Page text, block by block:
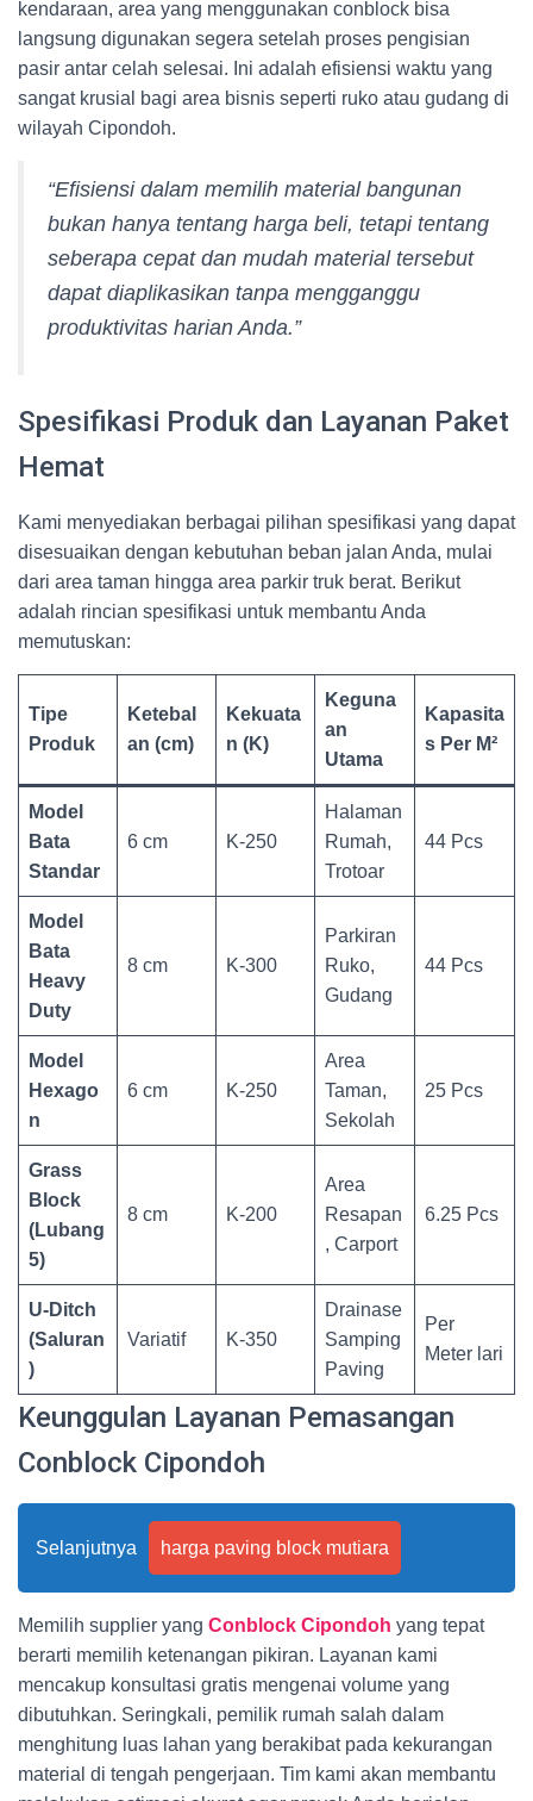
kendaraan, area yang menggunakan conblock bisa
langsung digunakan segera setelah proses pengisian
pasir antar celah selesai. Ini adalah efisiensi waktu yang
sangat krusial bagi area bisnis seperti ruko atau gudang di
wilayah Cipondoh.
“Efisiensi dalam memilih material bangunan
bukan hanya tentang harga beli, tetapi tentang
seberapa cepat dan mudah material tersebut
dapat diaplikasikan tanpa mengganggu
produktivitas harian Anda.”
Spesifikasi Produk dan Layanan Paket
Hemat
Kami menyediakan berbagai pilihan spesifikasi yang dapat
disesuaikan dengan kebutuhan beban jalan Anda, mulai
dari area taman hingga area parkir truk berat. Berikut
adalah rincian spesifikasi untuk membantu Anda
memutuskan:
Tipe
Produk
Ketebal
an (cm)
Kekuata
n (K)
Keguna
an
Utama
Kapasita
s Per M²
Model
Bata
Standar
6 cm K-250
Halaman
Rumah,
Trotoar
44 Pcs
Model
Bata
Heavy
Duty
8 cm K-300
Parkiran
Ruko,
Gudang
44 Pcs
Model
Hexago
n
6 cm K-250
Area
Taman,
Sekolah
25 Pcs
Grass
Block
(Lubang
5)
8 cm K-200
Area
Resapan
, Carport
6.25 Pcs
U-Ditch
(Saluran
)
Variatif K-350
Drainase
Samping
Paving
Per
Meter lari
Keunggulan Layanan Pemasangan
Conblock Cipondoh
Selanjutnya harga paving block mutiara
Memilih supplier yang Conblock Cipondoh yang tepat
berarti memilih ketenangan pikiran. Layanan kami
mencakup konsultasi gratis mengenai volume yang
dibutuhkan. Seringkali, pemilik rumah salah dalam
menghitung luas lahan yang berakibat pada kekurangan
material di tengah pengerjaan. Tim kami akan membantu